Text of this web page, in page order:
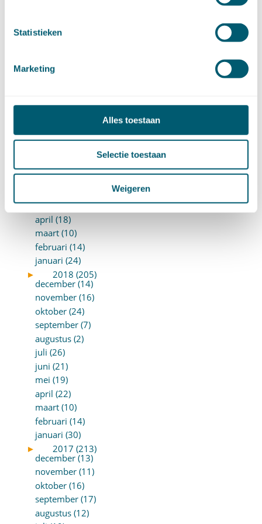
Statistieken
Marketing
Alles toestaan
Selectie toestaan
Weigeren
mei (12)
februari (12)
december (8)
oktober (13)
juli (10)
mei (14)
april (18)
maart (10)
februari (14)
januari (24)
►
2018 (205)
december (14)
november (16)
oktober (24)
september (7)
augustus (2)
juli (26)
juni (21)
mei (19)
april (22)
maart (10)
februari (14)
januari (30)
►
2017 (213)
december (13)
november (11)
oktober (16)
september (17)
augustus (12)